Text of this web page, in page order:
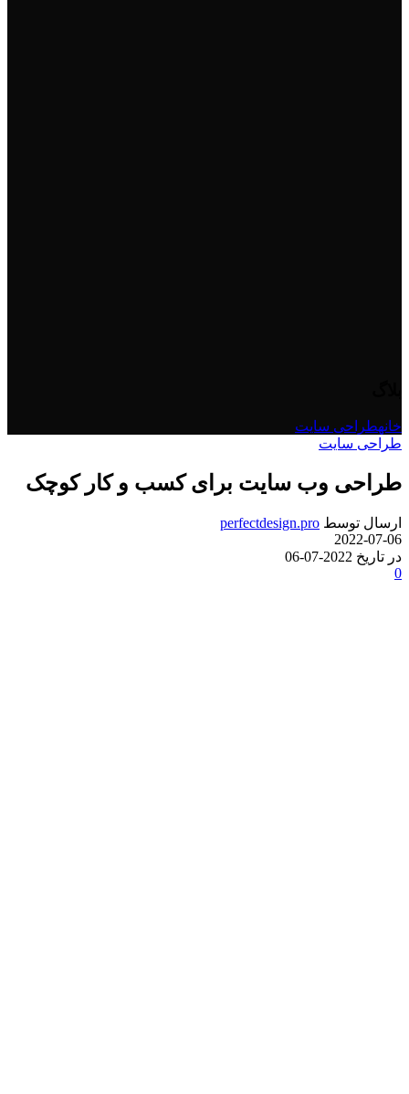
خانهطراحی سایت
طراحی سایت
طراحی وب سایت برای کسب و کار کوچک
ارسال توسط perfectdesign.pro
2022-07-06
در تاریخ 2022-07-06
0